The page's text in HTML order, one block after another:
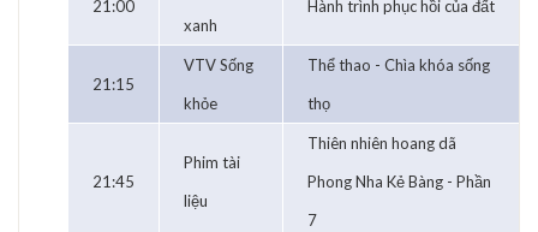
21:00
xanh
Hành trình phục hồi của đất
21:15
VTV Sống
khỏe
Thể thao - Chìa khóa sống
thọ
21:45
Phim tài
liệu
Thiên nhiên hoang dã
Phong Nha Kẻ Bàng - Phần
7